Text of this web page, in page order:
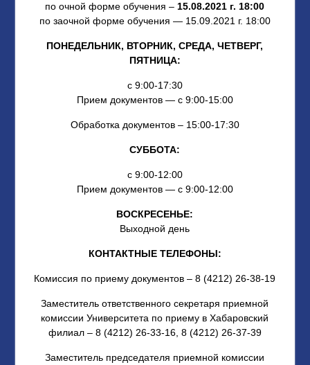
по очной форме обучения – 15.08.2021 г. 18:00
по заочной форме обучения — 15.09.2021 г. 18:00
ПОНЕДЕЛЬНИК, ВТОРНИК, СРЕДА, ЧЕТВЕРГ,
ПЯТНИЦА:
с 9:00-17:30
Прием документов — с 9:00-15:00
Обработка документов – 15:00-17:30
СУББОТА:
с 9:00-12:00
Прием документов — с 9:00-12:00
ВОСКРЕСЕНЬЕ:
Выходной день
КОНТАКТНЫЕ ТЕЛЕФОНЫ:
Комиссия по приему документов –8 (4212) 26-38-19
Заместитель ответственного секретаря приемной
комиссии Университета по приему в Хабаровский
филиал – 8 (4212) 26-33-16, 8 (4212) 26-37-39
Заместитель председателя приемной комиссии